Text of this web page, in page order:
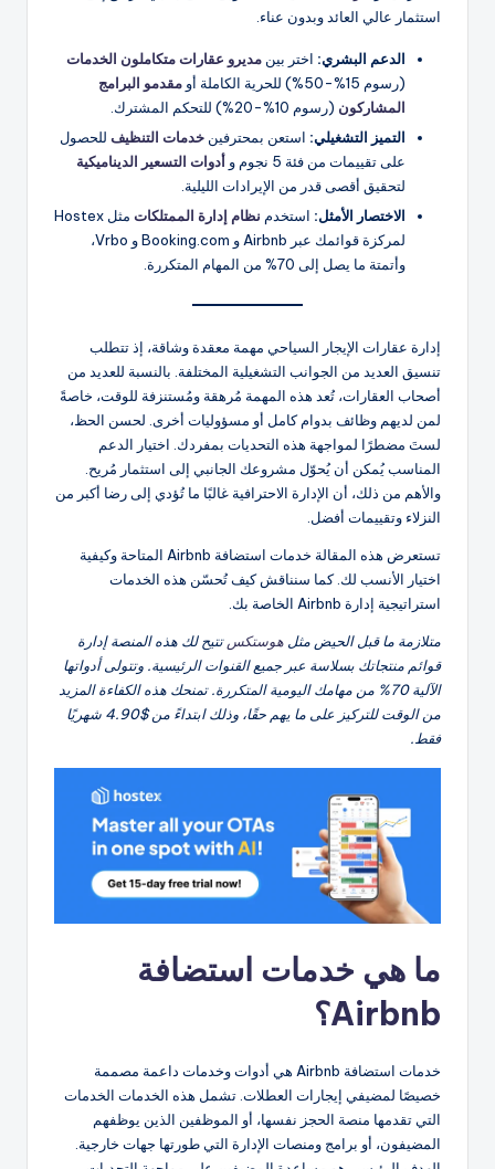
استثمار عالي العائد وبدون عناء.
الدعم البشري: اختر بين مديرو عقارات متكاملون الخدمات
(رسوم 15%-50%) للحرية الكاملة أو
مقدمو البرامج
المشاركون (رسوم 10%-20%) للتحكم المشترك.
التميز التشغيلي: استعن بمحترفين خدمات التنظيف للحصول
على تقييمات من فئة 5 نجوم و
أدوات التسعير الديناميكية
لتحقيق أقصى قدر من الإيرادات الليلية.
الاختصار الأمثل: استخدم نظام إدارة الممتلكات
مثل Hostex
لمركزة قوائمك عبر Airbnb و Booking.com و Vrbo،
وأتمتة ما يصل إلى 70% من المهام المتكررة.
إدارة عقارات الإيجار السياحي مهمة معقدة وشاقة، إذ تتطلب
تنسيق العديد من الجوانب التشغيلية المختلفة. بالنسبة للعديد من
أصحاب العقارات، تُعد هذه المهمة مُرهقة ومُستنزفة للوقت، خاصةً
لمن لديهم وظائف بدوام كامل أو مسؤوليات أخرى. لحسن الحظ،
لستَ مضطرًا لمواجهة هذه التحديات بمفردك. اختيار الدعم
المناسب يُمكن أن يُحوّل مشروعك الجانبي إلى استثمار مُريح.
والأهم من ذلك، أن الإدارة الاحترافية غالبًا ما تُؤدي إلى رضا أكبر من
النزلاء وتقييمات أفضل.
تستعرض هذه المقالة خدمات استضافة Airbnb المتاحة وكيفية
اختيار الأنسب لك. كما سنناقش كيف تُحسّن هذه الخدمات
استراتيجية إدارة Airbnb الخاصة بك.
متلازمة ما قبل الحيض مثل هوستكستتيح لك هذه المنصة إدارة
قوائم منتجاتك بسلاسة عبر جميع القنوات الرئيسية. وتتولى أدواتها
الآلية 70% من مهامك اليومية المتكررة. تمنحك هذه الكفاءة المزيد
من الوقت للتركيز على ما يهم حقًا، وذلك ابتداءً من $4.90 شهريًا
فقط.
ما هي خدمات استضافة
Airbnb؟
خدمات استضافة Airbnb هي أدوات وخدمات داعمة مصممة
خصيصًا لمضيفي إيجارات العطلات. تشمل هذه الخدمات الخدمات
التي تقدمها منصة الحجز نفسها، أو الموظفين الذين يوظفهم
المضيفون، أو برامج ومنصات الإدارة التي طورتها جهات خارجية.